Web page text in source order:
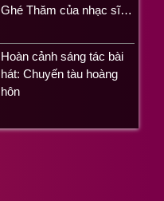
Ghé Thăm của nhạc sĩ…
Hoàn cảnh sáng tác bài
hát: Chuyến tàu hoàng
hôn